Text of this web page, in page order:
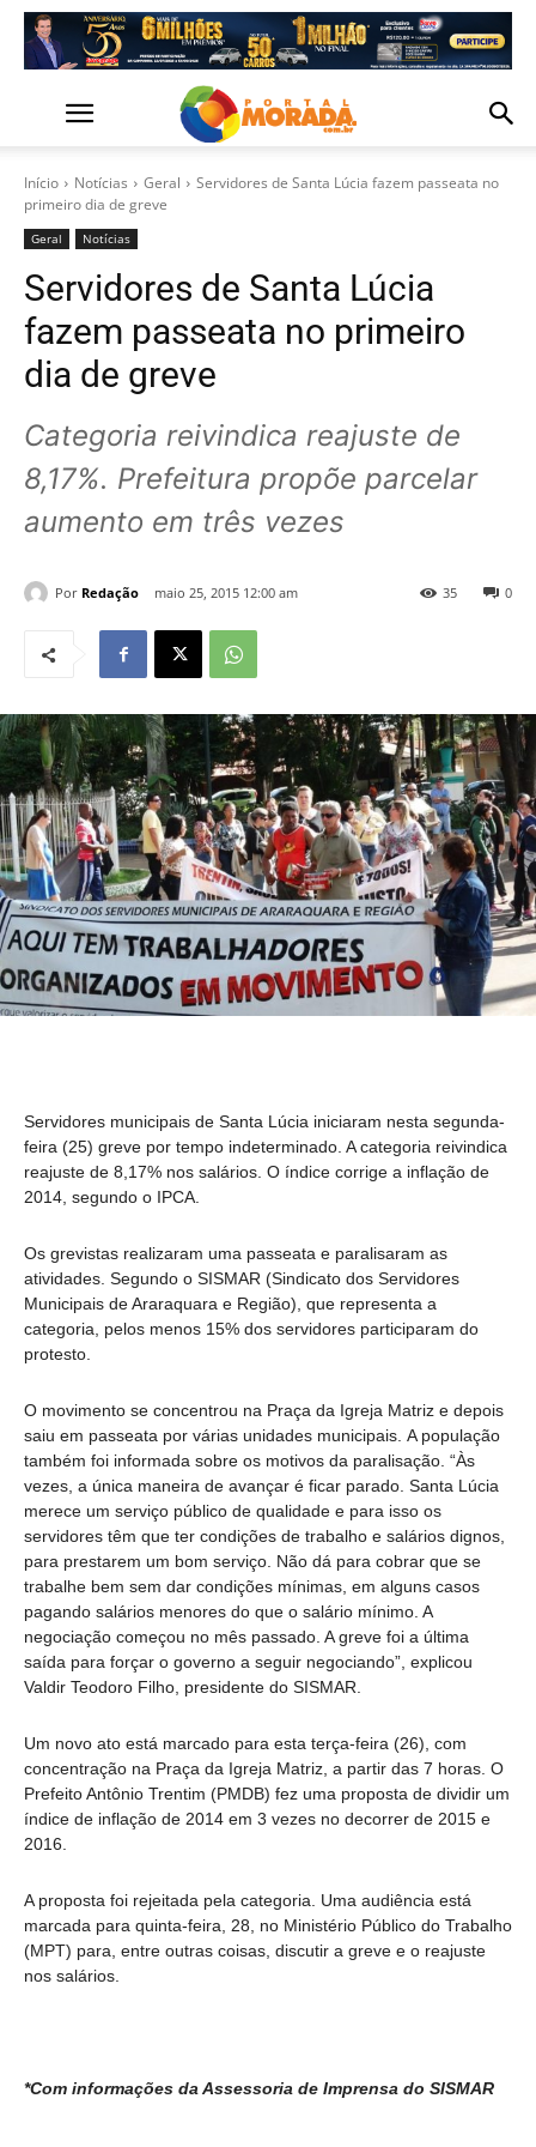
Início Notícias Geral
Servidores de Santa Lúcia fazem passeata no
primeiro dia de greve
Geral Notícias
Servidores de Santa Lúcia
fazem passeata no primeiro
dia de greve
Categoria reivindica reajuste de
8,17%. Prefeitura propõe parcelar
aumento em três vezes
Por Redação maio 25, 2015 12:00 am 0
35
Servidores municipais de Santa Lúcia iniciaram nesta segunda-
feira (25) greve por tempo indeterminado. A categoria reivindica
reajuste de 8,17% nos salários. O índice corrige a inflação de
2014, segundo o IPCA.
Os grevistas realizaram uma passeata e paralisaram as
atividades. Segundo o SISMAR (Sindicato dos Servidores
Municipais de Araraquara e Região), que representa a
categoria, pelos menos 15% dos servidores participaram do
protesto.
O movimento se concentrou na Praça da Igreja Matriz e depois
saiu em passeata por várias unidades municipais. A população
também foi informada sobre os motivos da paralisação. “Às
vezes, a única maneira de avançar é ficar parado. Santa Lúcia
merece um serviço público de qualidade e para isso os
servidores têm que ter condições de trabalho e salários dignos,
para prestarem um bom serviço. Não dá para cobrar que se
trabalhe bem sem dar condições mínimas, em alguns casos
pagando salários menores do que o salário mínimo. A
negociação começou no mês passado. A greve foi a última
saída para forçar o governo a seguir negociando”, explicou
Valdir Teodoro Filho, presidente do SISMAR.
Um novo ato está marcado para esta terça-feira (26), com
concentração na Praça da Igreja Matriz, a partir das 7 horas. O
Prefeito Antônio Trentim (PMDB) fez uma proposta de dividir um
índice de inflação de 2014 em 3 vezes no decorrer de 2015 e
2016.
A proposta foi rejeitada pela categoria. Uma audiência está
marcada para quinta-feira, 28, no Ministério Público do Trabalho
(MPT) para, entre outras coisas, discutir a greve e o reajuste
nos salários.
*Com informações da Assessoria de Imprensa do SISMAR